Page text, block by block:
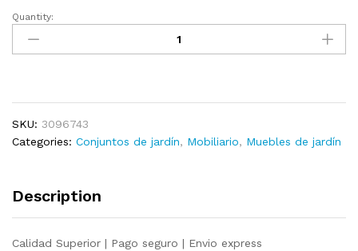
Juego
muebles
pzas
y
maciza
Quantity:
SKU: 3096743
Categories: Conjuntos de jardín, Mobiliario, Muebles de jardín
Description
Calidad Superior | Pago seguro | Envio express